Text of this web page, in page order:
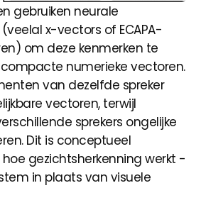
gebruiken neurale
x-vectors of ECAPA-
om deze kenmerken te
numerieke vectoren.
van dezelfde spreker
vectoren, terwijl
sprekers ongelijke
Dit is conceptueel
gezichtsherkenning werkt -
in plaats van visuele